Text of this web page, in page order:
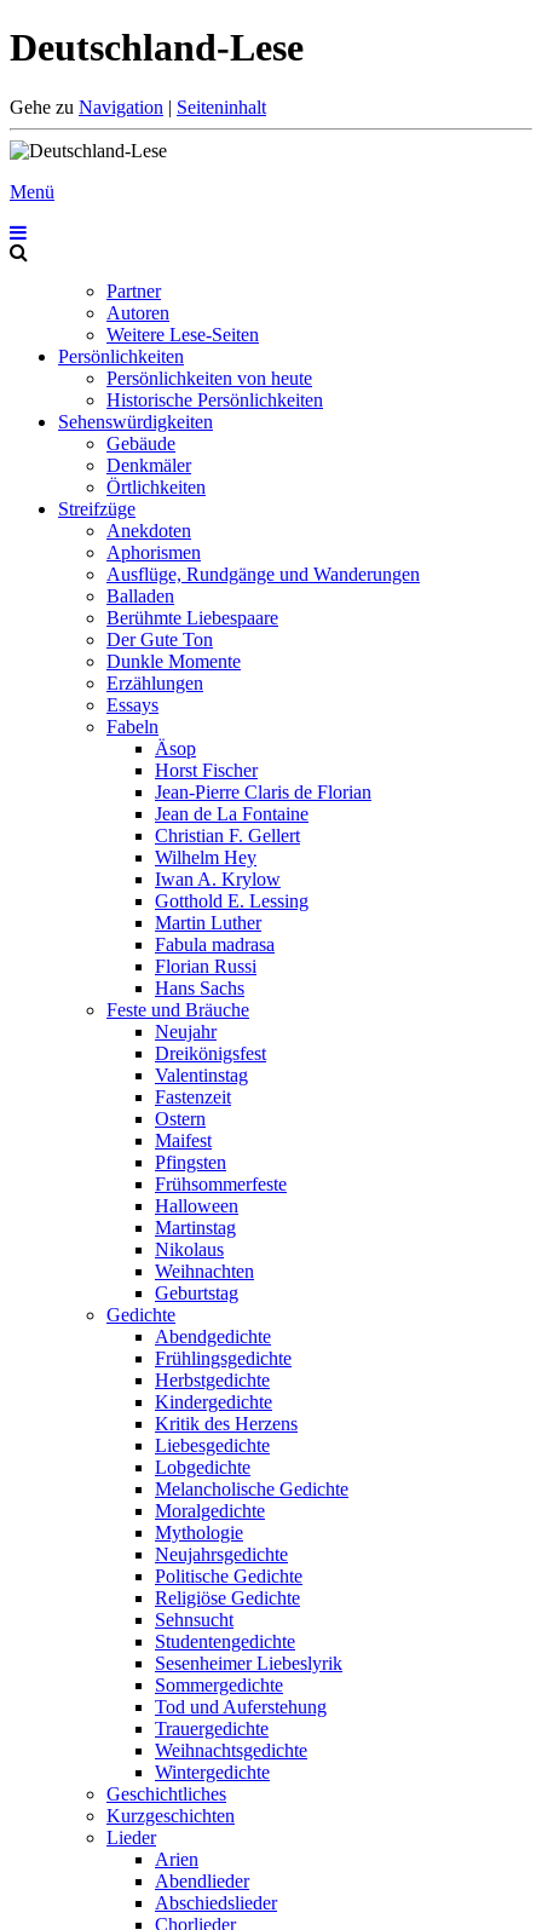
Deutschland-Lese
Gehe zu Navigation | Seiteninhalt
Menü
Partner
Autoren
Weitere Lese-Seiten
Persönlichkeiten
Persönlichkeiten von heute
Historische Persönlichkeiten
Sehenswürdigkeiten
Gebäude
Denkmäler
Örtlichkeiten
Streifzüge
Anekdoten
Aphorismen
Ausflüge, Rundgänge und Wanderungen
Balladen
Berühmte Liebespaare
Der Gute Ton
Dunkle Momente
Erzählungen
Essays
Fabeln
Äsop
Horst Fischer
Jean-Pierre Claris de Florian
Jean de La Fontaine
Christian F. Gellert
Wilhelm Hey
Iwan A. Krylow
Gotthold E. Lessing
Martin Luther
Fabula madrasa
Florian Russi
Hans Sachs
Feste und Bräuche
Neujahr
Dreikönigsfest
Valentinstag
Fastenzeit
Ostern
Maifest
Pfingsten
Frühsommerfeste
Halloween
Martinstag
Nikolaus
Weihnachten
Geburtstag
Gedichte
Abendgedichte
Frühlingsgedichte
Herbstgedichte
Kindergedichte
Kritik des Herzens
Liebesgedichte
Lobgedichte
Melancholische Gedichte
Moralgedichte
Mythologie
Neujahrsgedichte
Politische Gedichte
Religiöse Gedichte
Sehnsucht
Studentengedichte
Sesenheimer Liebeslyrik
Sommergedichte
Tod und Auferstehung
Trauergedichte
Weihnachtsgedichte
Wintergedichte
Geschichtliches
Kurzgeschichten
Lieder
Arien
Abendlieder
Abschiedslieder
Chorlieder